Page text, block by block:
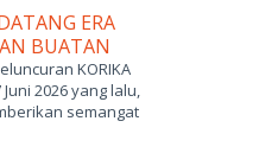
ERA
BUATAN
KORIKA
2026 yang lalu,
semangat